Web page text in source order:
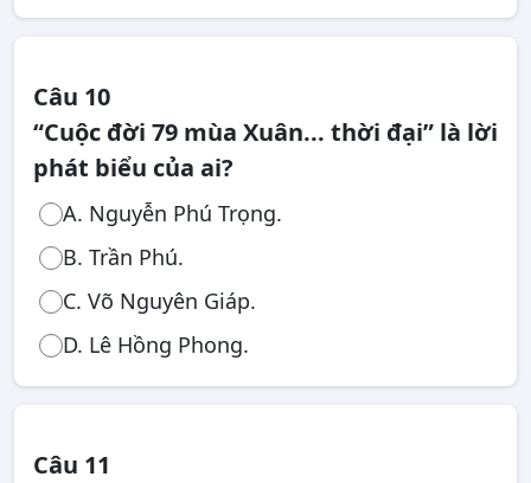
Câu 10
“Cuộc đời 79 mùa Xuân... thời đại” là lời
phát biểu của ai?
A. Nguyễn Phú Trọng.
B. Trần Phú.
C. Võ Nguyên Giáp.
D. Lê Hồng Phong.
Câu 11